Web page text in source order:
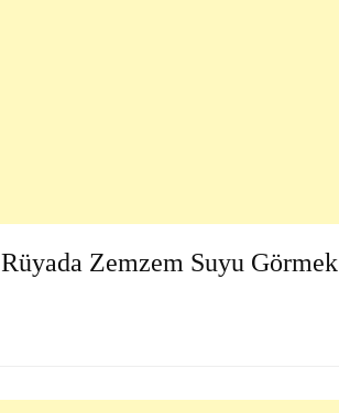
Rüyada Zemzem Suyu Görmek